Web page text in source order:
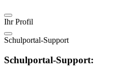
Ihr Profil
Schulportal-Support
Schulportal-Support: